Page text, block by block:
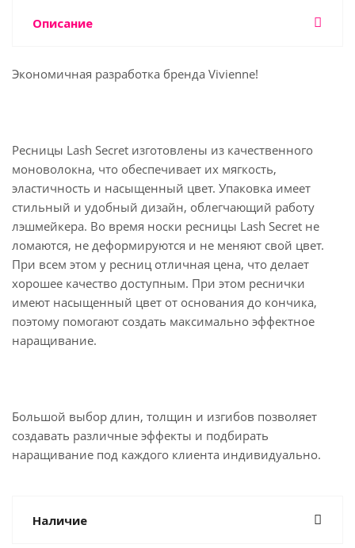
Описание
Экономичная разработка бренда Vivienne!
Ресницы Lash Secret изготовлены из качественного
моноволокна, что обеспечивает их мягкость,
эластичность и насыщенный цвет. Упаковка имеет
стильный и удобный дизайн, облегчающий работу
лэшмейкера. Во время носки ресницы Lash Secret не
ломаются, не деформируются и не меняют свой цвет.
При всем этом у ресниц отличная цена, что делает
хорошее качество доступным. При этом реснички
имеют насыщенный цвет от основания до кончика,
поэтому помогают создать максимально эффектное
наращивание.
Большой выбор длин, толщин и изгибов позволяет
создавать различные эффекты и подбирать
наращивание под каждого клиента индивидуально.
Наличие